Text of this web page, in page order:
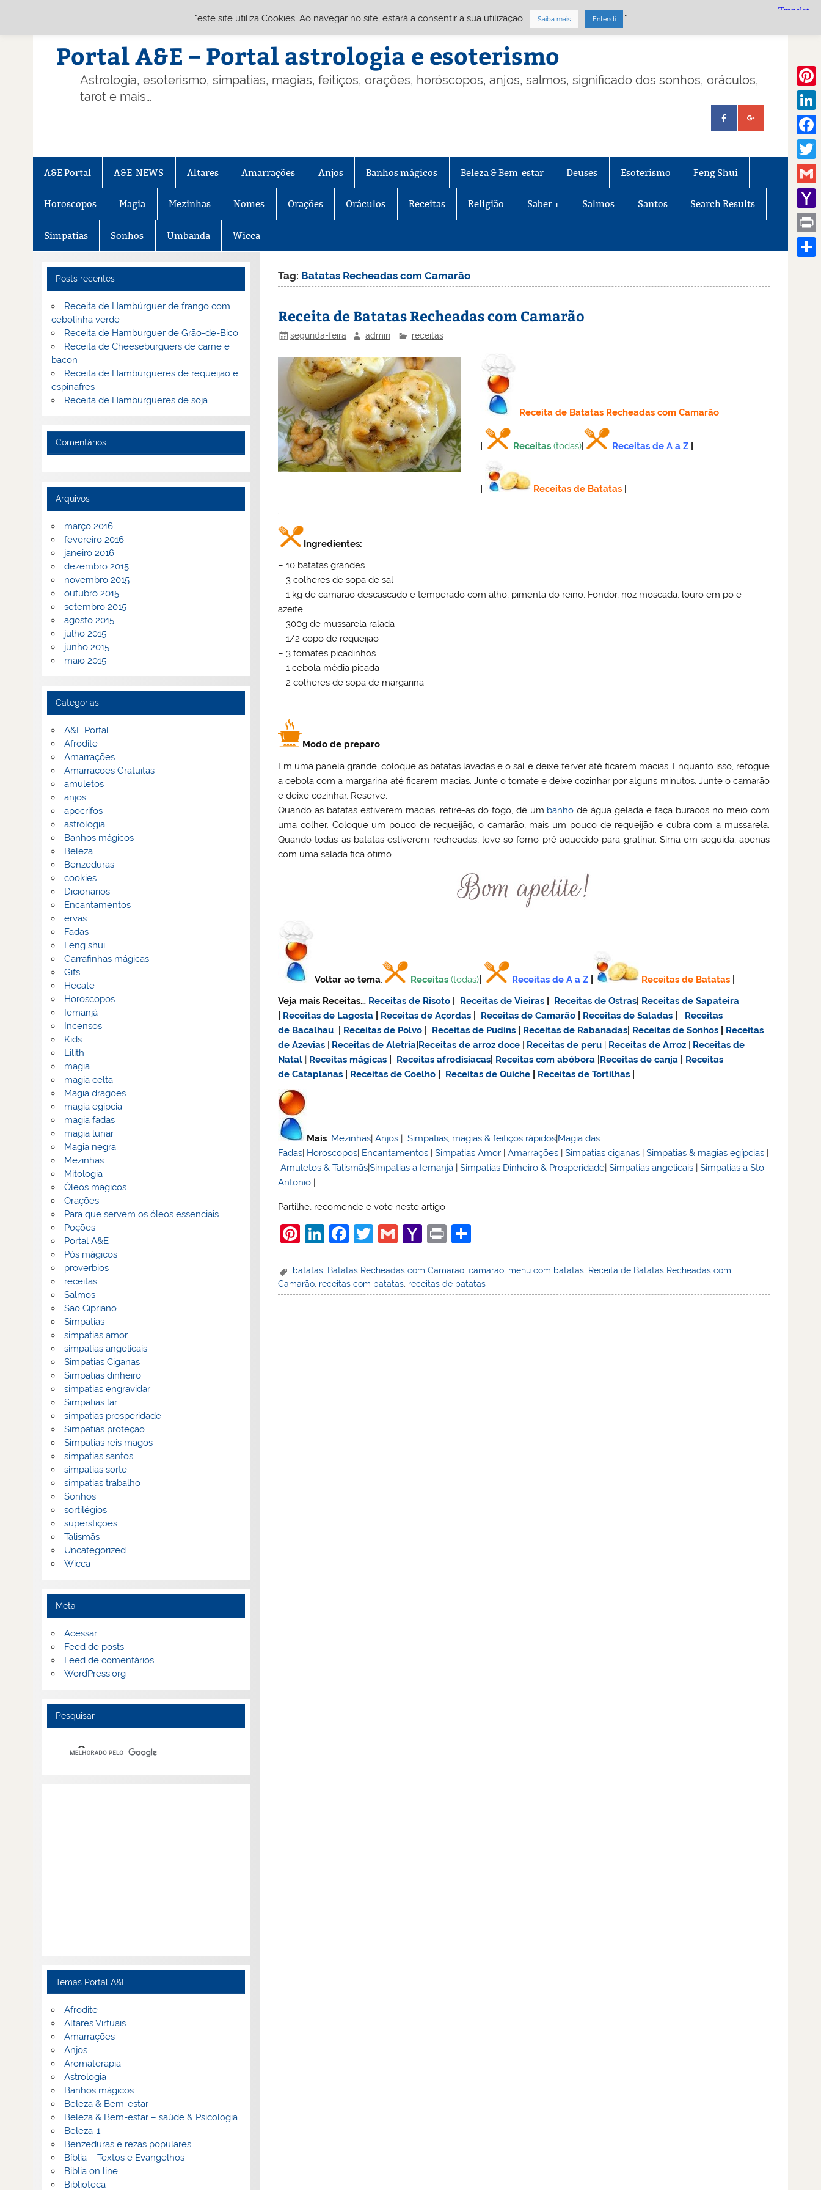
Portal A&E – Portal astrologia e esoterismo
Astrologia, esoterismo, simpatias, magias, feitiços, orações, horóscopos, anjos, salmos, significado dos sonhos, oráculos,
tarot e mais…
A&E Portal A&E-NEWS Altares Amarrações Anjos Banhos mágicos Beleza & Bem-estar Deuses Esoterismo Feng Shui
Horoscopos Magia Mezinhas Nomes Orações Oráculos Receitas Religião Saber + Salmos Santos Search Results
Simpatias Sonhos Umbanda Wicca
Tag: Batatas Recheadas com Camarão
Receita de Batatas Recheadas com Camarão
segunda-feira admin receitas
Receita de Batatas Recheadas com Camarão
Receitas (todas)| Receitas de A a Z
Receitas de Batatas|
Ingredientes:
– 10 batatas grandes
– 3 colheres de sopa de sal
– 1 kg de camarão descascado e temperado com alho, pimenta do reino, Fondor, noz moscada, louro em pó e
azeite.
– 300g de mussarela ralada
– 1/2 copo de requeijão
– 3 tomates picadinhos
– 1 cebola média picada
– 2 colheres de sopa de margarina
Modo de preparo
Em uma panela grande, coloque as batatas lavadas e o sal e deixe ferver até ficarem macias. Enquanto isso, refogue
a cebola com a margarina até ficarem macias. Junte o tomate e deixe cozinhar por alguns minutos. Junte o camarão
e deixe cozinhar. Reserve.
Quando as batatas estiverem macias, retire-as do fogo, dê um banho de água gelada e faça buracos no meio com
uma colher. Coloque um pouco de requeijão, o camarão, mais um pouco de requeijão e cubra com a mussarela.
Quando todas as batatas estiverem recheadas, leve so forno pré aquecido para gratinar. Sirna em seguida, apenas
com uma salada fica ótimo.
Voltar ao tema: Receitas (todas) Receitas de A a Z Receitas de Batatas
Veja mais Receitas… Receitas de Risoto Receitas de Vieiras Receitas de Ostras
Receitas de Sapateira
Receitas de Lagosta Receitas de Açordas Receitas de Camarão Receitas de Saladas
Receitas
de Bacalhau
Receitas de Polvo Receitas de Pudins Receitas de Rabanadas Receitas de Sonhos
Receitas
de Azevias
Receitas de Aletria Receitas dearroz doce Receitas de peru Receitas de Arroz
Receitas de
Natal
Receitas mágicas Receitas afrodisiacas Receitas com abóbora Receitas de canja
Receitas
de Cataplanas
Receitas de Coelho Receitas de Quiche Receitas de Tortilhas
Mais: Mezinhas|Anjos |Simpatias, magias & feitiços rápidos|Magia das
Fadas| Horoscopos| Encantamentos |Simpatias Amor |Amarrações |Simpatias ciganas |Simpatias & magias egípcias |
Amuletos & Talismãs|Simpatias a Iemanjá |Simpatias Dinheiro & Prosperidade|Simpatias angelicais |Simpatias a Sto
Antonio |
Partilhe, recomende e vote neste artigo
Pi
er
e
Li
k
e
F
c
e
T
itt
er
G
ai
l
Y
h
o
Pr
t
ar
e
batatas, Batatas Recheadas com Camarão,camarão, menu com batatas, Receita de Batatas Recheadas com
Camarão receitas com batatas receitas de batatas
Posts recentes
Receita de Hambúrguer de frango com
cebolinha verde
Receita de Hamburguer de Grão-de-Bico
Receita de Cheeseburguers de carne e
bacon
Receita de Hambúrgueres de requeijão e
espinafres
Receita de Hambúrgueres de soja
Comentários
Arquivos
março 2016
fevereiro 2016
janeiro 2016
dezembro 2015
novembro 2015
outubro 2015
setembro 2015
agosto 2015
julho 2015
junho 2015
maio 2015
Categorias
A&E Portal
Afrodite
Amarrações
Amarrações Gratuitas
amuletos
anjos
apocrifos
astrologia
Banhos mágicos
Beleza
Benzeduras
cookies
Dicionarios
Encantamentos
ervas
Fadas
Feng shui
Garrafinhas mágicas
Gifs
Hecate
Horoscopos
Iemanjá
Incensos
Kids
Lilith
magia
magia celta
Magia dragoes
magia egipcia
magia fadas
magia lunar
Magia negra
Mezinhas
Mitologia
Óleos magicos
Orações
Para que servem os óleos essenciais
Poções
Portal A&E
Pós mágicos
proverbios
receitas
Salmos
São Cipriano
Simpatias
simpatias amor
simpatias angelicais
Simpatias Ciganas
Simpatias dinheiro
simpatias engravidar
Simpatias lar
simpatias prosperidade
Simpatias proteção
Simpatias reis magos
simpatias santos
simpatias sorte
simpatias trabalho
Sonhos
sortilégios
superstições
Talismãs
Uncategorized
Wicca
Meta
Acessar
Feed de posts
Feed de comentários
WordPress.org
Pesquisar
Temas Portal A&E
Afrodite
Altares Virtuais
Amarrações
Anjos
Aromaterapia
Astrologia
Banhos mágicos
Beleza & Bem-estar
Beleza & Bem-estar – saúde & Psicologia
Beleza-1
Benzeduras e rezas populares
Bíblia – Textos e Evangelhos
Biblia on line
Biblioteca
Gmail
Mail
Print
"este site utiliza Cookies. Ao navegar no site, estará a consentir a sua utilização. Saiba mais . Entendi ."